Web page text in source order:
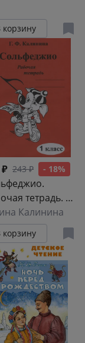
корзину
₽ 243 ₽ - 18%
тетрадь. 1
Калинина
корзину